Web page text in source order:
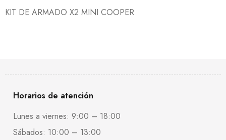
KIT DE ARMADO X2 MINI COOPER
Horarios de atención
Lunes a viernes: 9:00 – 18:00
Sábados: 10:00 – 13:00